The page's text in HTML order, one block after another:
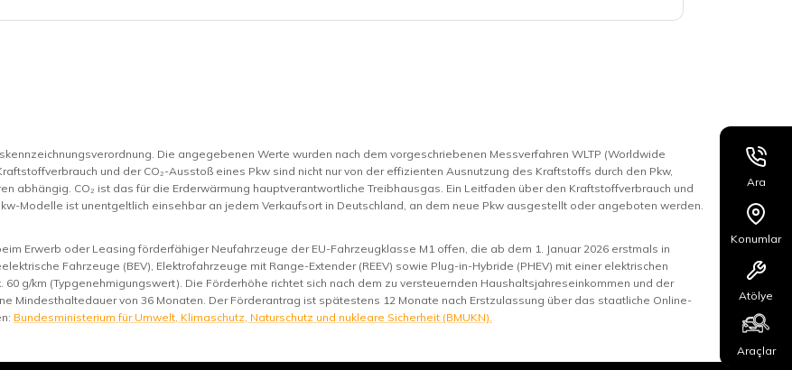
Die angegebenen Werte wurden nach dem vorgeschriebenen Messverfahren WLTP (Worldwide
und der CO₂-Ausstoß eines Pkw sind nicht nur von der effizienten Ausnutzung des Kraftstoffs durch den Pkw,
abhängig. CO₂ ist das für die Erderwärmung hauptverantwortliche Treibhausgas. Ein Leitfaden über den Kraftstoffverbrauch und
Modelle ist unentgeltlich einsehbar an jedem Verkaufsort in Deutschland, an dem neue Pkw ausgestellt oder angeboten werden.
Erwerb oder Leasing förderfähiger Neufahrzeuge der EU-Fahrzeugklasse M1 offen, die ab dem 1. Januar 2026 erstmals in
Fahrzeuge (BEV), Elektrofahrzeuge mit Range-Extender (REEV) sowie Plug-in-Hybride (PHEV) mit einer elektrischen
g/km (Typgenehmigungswert). Die Förderhöhe richtet sich nach dem zu versteuernden Haushaltsjahreseinkommen und der
Mindesthaltedauer von 36 Monaten. Der Förderantrag ist spätestens 12 Monate nach Erstzulassung über das staatliche Online-
Bundesministerium für Umwelt, Klimaschutz, Naturschutz und nukleare Sicherheit (BMUKN).
Ara
Konumlar
Atölye
Araçlar